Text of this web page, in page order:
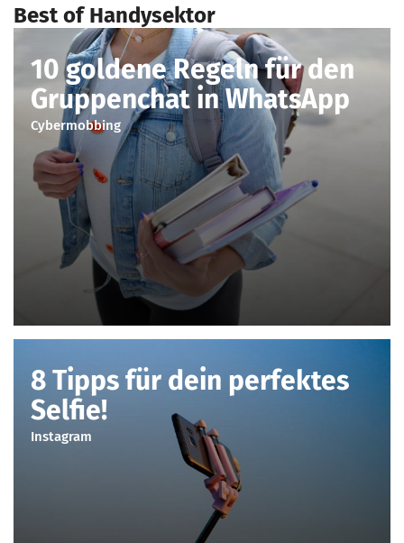
Best of Handysektor
10 goldene Regeln für den
Gruppenchat in WhatsApp
Cybermobbing
8 Tipps für dein perfektes
Selfie!
Instagram